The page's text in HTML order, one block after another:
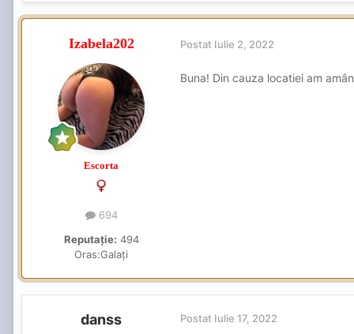
Izabela202
Escorta
694
Reputație: 494
Oras:Galați
Postat Iulie 2, 2022
Buna! Din cauza locatiei am
danss Postat Iulie 17, 2022